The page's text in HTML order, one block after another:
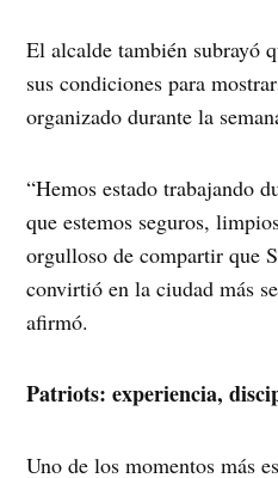
El alcalde también subrayó
sus condiciones para
organizado durante la
“Hemos estado trabajando
que estemos seguros,
orgulloso de compartir que
convirtió en la ciudad más
afirmó.
Patriots: experiencia,
Uno de los momentos más